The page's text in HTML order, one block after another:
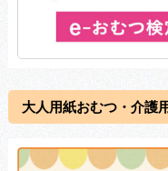
大人用紙おむつ・介護